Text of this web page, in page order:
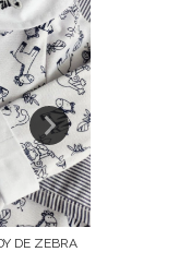
DE ZEBRA